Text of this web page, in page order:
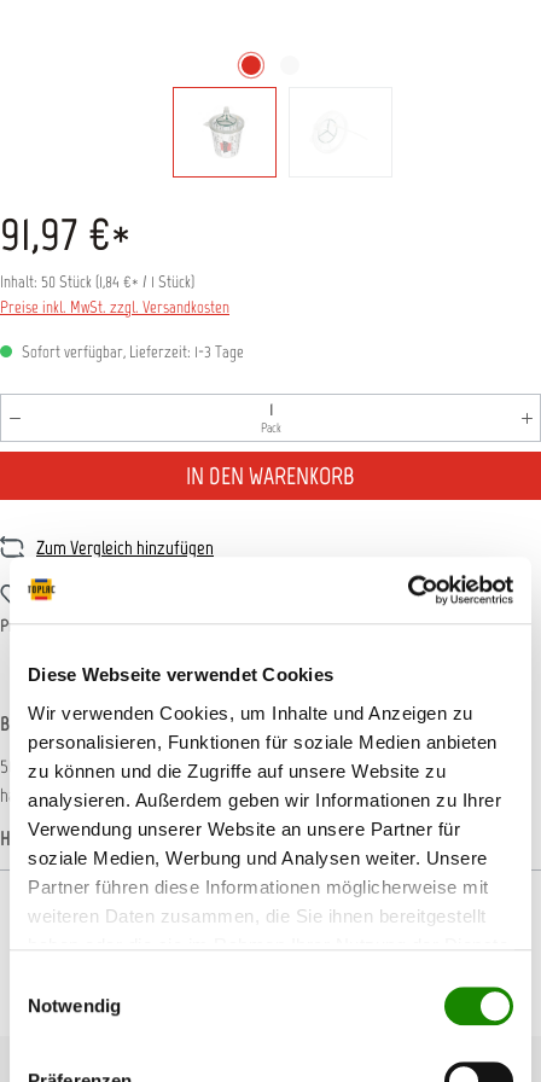
Diese Webseite verwendet Cookies
Wir verwenden Cookies, um Inhalte und Anzeigen zu
personalisieren, Funktionen für soziale Medien anbieten
zu können und die Zugriffe auf unsere Website zu
analysieren. Außerdem geben wir Informationen zu Ihrer
Verwendung unserer Website an unsere Partner für
soziale Medien, Werbung und Analysen weiter. Unsere
Partner führen diese Informationen möglicherweise mit
weiteren Daten zusammen, die Sie ihnen bereitgestellt
Notwendig
91,97 €*
Inhalt: 50 Stück (1,84 €* / 1 Stück)
Preise inkl. MwSt. zzgl. Versandkosten
Sofort verfügbar, Lieferzeit: 1-3 Tage
Produkt Anzahl: Gib den gewünschten Wert ein oder
Pack
IN DEN WARENKORB
Zum Vergleich hinzufügen
Zum Merkzettel hinzufügen
Produktnummer:T003268
Beschreibung
50 Stück Snap Lids mit integrierten Farbsieben einer Maschenweite in einer
handlichen Dispenserbox. Passend für den 700 ml A…Mehr
Hersteller-Informationen
Passendes Zubehör